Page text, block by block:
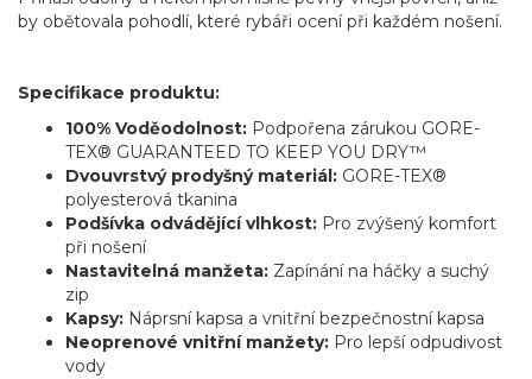
by obětovala pohodlí, které rybáři ocení při každém nošení.
Specifikace produktu:
100% Voděodolnost: Podpořena zárukou GORE-
TEX® GUARANTEED TO KEEP YOU DRY™
Dvouvrstvý prodyšný materiál: GORE-TEX®
polyesterová tkanina
Podšívka odvádějící vlhkost: Pro zvýšený komfort
při nošení
Nastavitelná manžeta: Zapínání na háčky a suchý
zip
Kapsy: Náprsní kapsa a vnitřní bezpečnostní kapsa
Neoprenové vnitřní manžety: Pro lepší odpudivost
vody